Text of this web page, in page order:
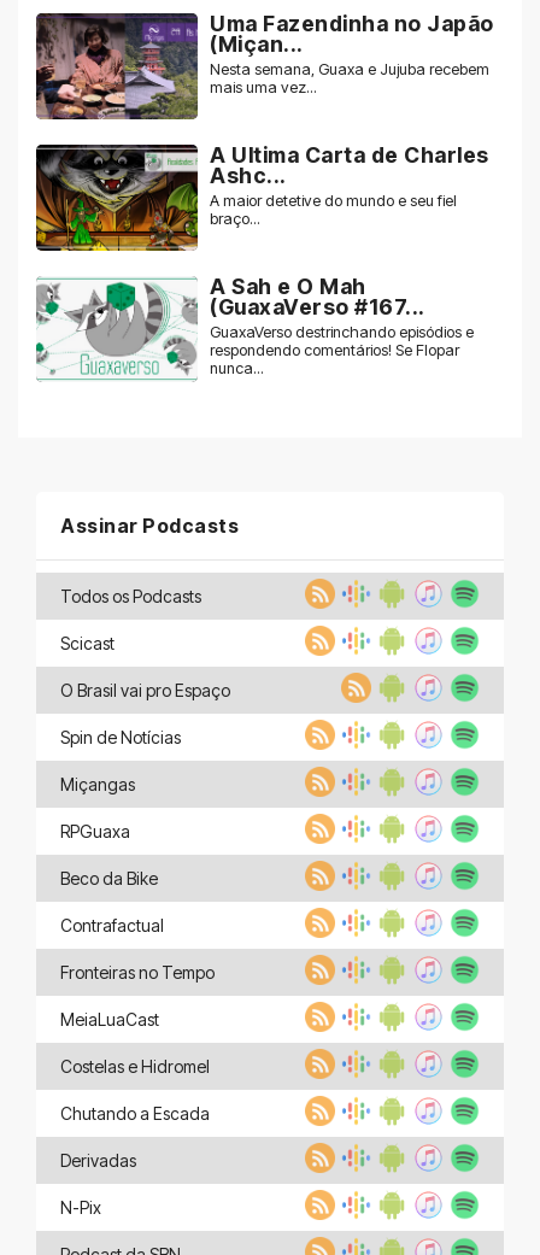
Uma Fazendinha no Japão
(Miçan...
Nesta semana, Guaxa e Jujuba recebem
mais uma vez...
A Ultima Carta de Charles
Ashc...
A maior detetive do mundo e seu fiel
braço...
A Sah e O Mah
(GuaxaVerso #167...
GuaxaVerso destrinchando episódios e
respondendo comentários! Se Flopar
nunca...
Assinar Podcasts
Todos os Podcasts
Scicast
O Brasil vai pro Espaço
Spin de Notícias
Miçangas
RPGuaxa
Beco da Bike
Contrafactual
Fronteiras no Tempo
MeiaLuaCast
Costelas e Hidromel
Chutando a Escada
Derivadas
N-Pix